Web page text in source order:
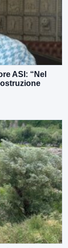
ASI: “Nel